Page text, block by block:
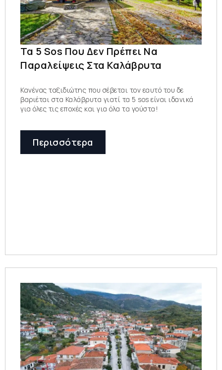
Τα 5 Sos Που Δεν Πρέπει Να
Παραλείψεις Στα Καλάβρυτα
Κανένας ταξιδιώτης που σέβεται τον εαυτό του δε
βαριέται στα Καλάβρυτα γιατί τα 5 sos είναι ιδανικά
για όλες τις εποχές και για όλα τα γούστα!
Περισσότερα